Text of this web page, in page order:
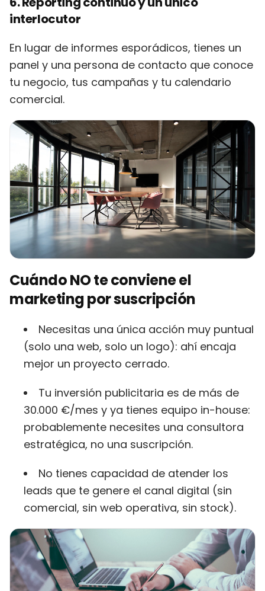
interlocutor
En lugar de informes esporádicos, tienes un
panel y una persona de contacto que conoce
tu negocio, tus campañas y tu calendario
comercial.
Cuándo NO te conviene el
marketing por suscripción
Necesitas una única acción muy puntual
(solo una web, solo un logo): ahí encaja
mejor un proyecto cerrado.
Tu inversión publicitaria es de más de
30.000 €/mes y ya tienes equipo in-house:
probablemente necesites una consultora
estratégica, no una suscripción.
No tienes capacidad de atender los
leads que te genere el canal digital (sin
comercial, sin web operativa, sin stock).